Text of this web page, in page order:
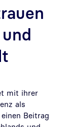
mit ihrer
als
Beitrag